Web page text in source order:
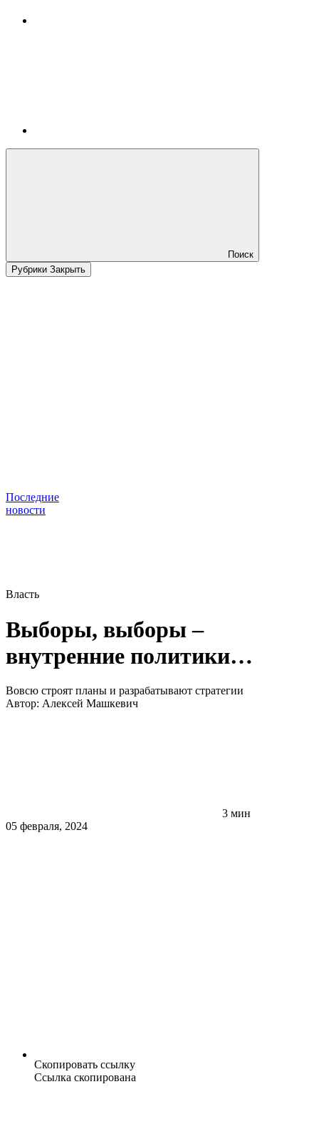
Поиск
Рубрики Закрыть
Последние
новости
Власть
Выборы, выборы –
внутренние политики…
Вовсю строят планы и разрабатывают стратегии
Автор: Алексей Машкевич
3 мин
05 февраля, 2024
Скопировать ссылку
Ссылка скопирована